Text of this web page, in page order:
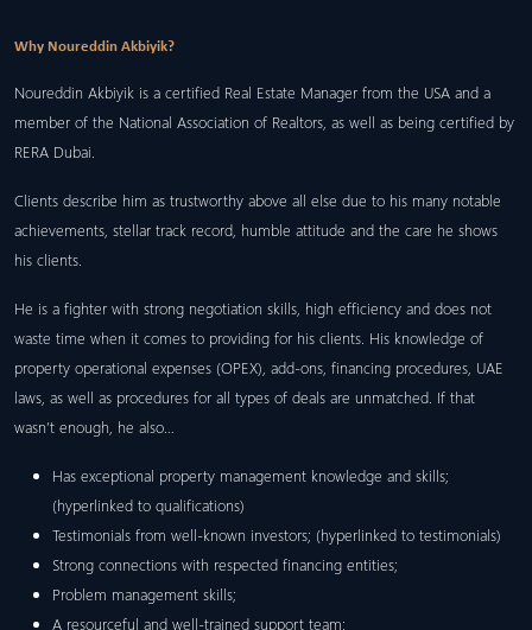
Why Noureddin Akbiyik?
Noureddin Akbiyik is a certified Real Estate Manager from the USA and a
member of the National Association of Realtors, as well as being certified by
RERA Dubai.
Clients describe him as trustworthy above all else due to his many notable
achievements, stellar track record, humble attitude and the care he shows
his clients.
He is a fighter with strong negotiation skills, high efficiency and does not
waste time when it comes to providing for his clients. His knowledge of
property operational expenses (OPEX), add-ons, financing procedures, UAE
laws, as well as procedures for all types of deals are unmatched. If that
wasn’t enough, he also…
Has exceptional property management knowledge and skills;
(hyperlinked to qualifications)
Testimonials from well-known investors; (hyperlinked to testimonials)
Strong connections with respected financing entities;
Problem management skills;
A resourceful and well-trained support team;